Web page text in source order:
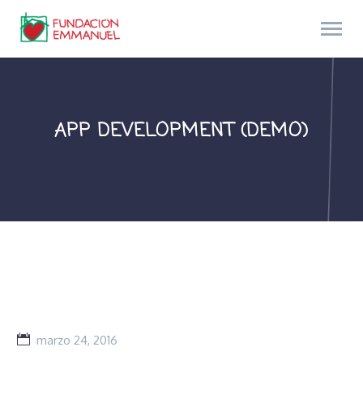
APP DEVELOPMENT (DEMO)
marzo 24, 2016